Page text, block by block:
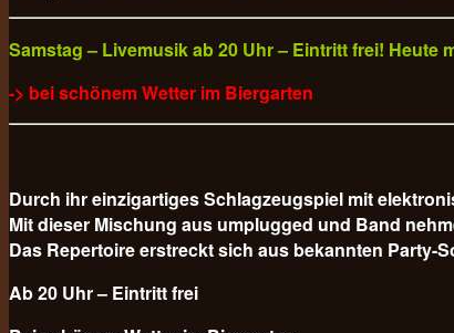
Samstag – Livemusik ab 20 Uhr – Eintritt frei! Heute
-> bei schönem Wetter im Biergarten
Durch ihr einzigartiges Schlagzeugspiel mit
Mit dieser Mischung aus umplugged und Band
Das Repertoire erstreckt sich aus bekannten Party-
Ab 20 Uhr – Eintritt frei